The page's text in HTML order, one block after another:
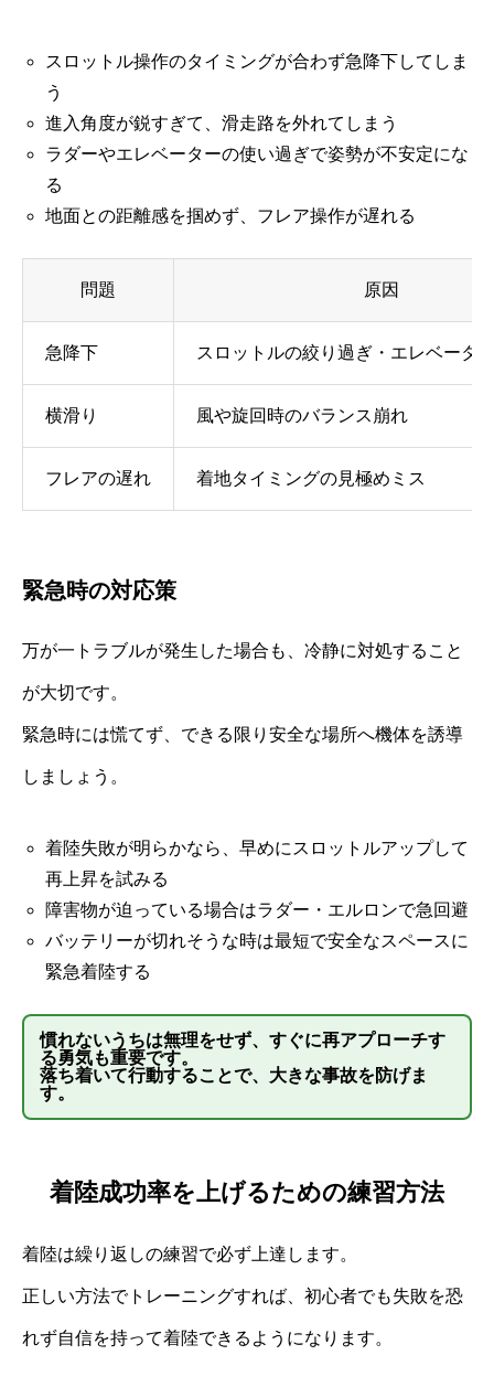
スロットル操作のタイミングが合わず急降下してしま
う
進入角度が鋭すぎて、滑走路を外れてしまう
ラダーやエレベーターの使い過ぎで姿勢が不安定にな
る
地面との距離感を掴めず、フレア操作が遅れる
問題 原因
急降下 スロットルの絞り過ぎ・エレベータ
横滑り 風や旋回時のバランス崩れ
フレアの遅れ 着地タイミングの見極めミス
緊急時の対応策
万が一トラブルが発生した場合も、冷静に対処すること
が大切です。
緊急時には慌てず、できる限り安全な場所へ機体を誘導
しましょう。
着陸失敗が明らかなら、早めにスロットルアップして
再上昇を試みる
障害物が迫っている場合はラダー・エルロンで急回避
バッテリーが切れそうな時は最短で安全なスペースに
緊急着陸する
慣れないうちは無理をせず、すぐに再アプローチす
る勇気も重要です。
落ち着いて行動することで、大きな事故を防げま
す。
着陸成功率を上げるための練習方法
着陸は繰り返しの練習で必ず上達します。
正しい方法でトレーニングすれば、初心者でも失敗を恐
れず自信を持って着陸できるようになります。